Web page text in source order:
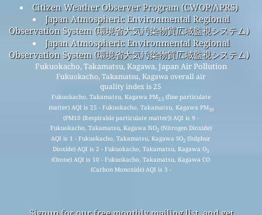
Citizen Weather Observer Program (CWOP/APRS)
Japan Atmospheric Environmental Regional
Observation System (環境省大気汚染物質広域監視システム)
Japan Atmospheric Environmental Regional
Observation System (環境省大気汚染物質広域監視システム)
Fukuokacho, Takamatsu, Kagawa, Japan Air Pollution
Fukuokacho, Takamatsu, Kagawa overall air
quality index is 25
Fukuokacho, Takamatsu, Kagawa PM2.5(fine particulate
matter) AQI is 25 - Fukuokacho, Takamatsu, Kagawa PM10
(PM10 (Respirable particulate matter)) AQI is 9 -
Fukuokacho, Takamatsu, Kagawa NO2(Nitrogen Dioxide)
AQI is 1 - Fukuokacho, Takamatsu, Kagawa SO2 (Sulphur
Dioxide) AQI is 2 - Fukuokacho, Takamatsu, Kagawa O3
(Ozone) AQI is 10 - Fukuokacho, Takamatsu, Kagawa CO
(Carbon Monoxide) AQI is 3 -
Signup for our free monthly mailing list, and get